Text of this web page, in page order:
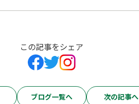
この記事をシェア
ブログ一覧へ 次の記事へ